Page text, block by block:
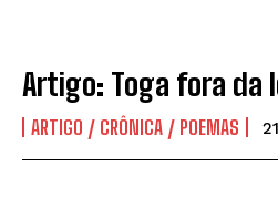
Artigo: Toga fora da
ARTIGO / CRÔNICA / POEMAS